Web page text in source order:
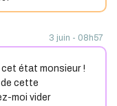
3 juin - 08h57
état monsieur !
cette
moi vider